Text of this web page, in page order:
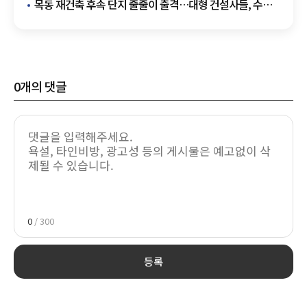
목동 재건축 후속 단지 줄줄이 출격…대형 건설사들, 수주
0개의 댓글
0 / 300
등록